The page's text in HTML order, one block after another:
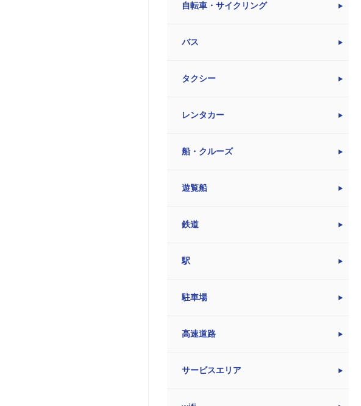
自転車・サイクリング
バス
タクシー
レンタカー
船・クルーズ
遊覧船
鉄道
駅
駐車場
高速道路
サービスエリア